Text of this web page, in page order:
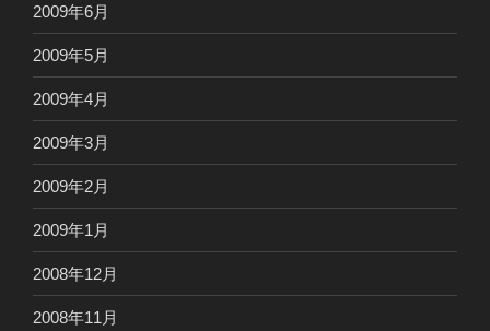
2009年6月
2009年5月
2009年4月
2009年3月
2009年2月
2009年1月
2008年12月
2008年11月